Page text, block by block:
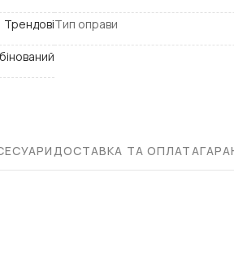
ТрендовіТип оправи
ДОСТАВКА ТА ОПЛАТА